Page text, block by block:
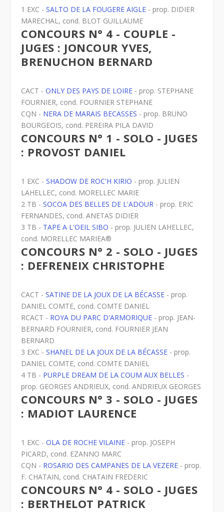
1 EXC -SALTO DE LA FOUGERE AIGLE - prop. DIDIER
MARECHAL, cond. BLOT GUILLAUME
CONCOURS N° 4 - COUPLE -
JUGES : JONCOUR YVES,
BRENUCHON BERNARD
CACT -ONLY DES PAYS DE LOIRE - prop. STEPHANE
FOURNIER, cond. FOURNIER STEPHANE
CQN - NERA DE MARAIS BECASSES - prop. BRUNO
BOURGEOIS, cond. PEREIRA PILA DAVID
CONCOURS N° 1 - SOLO - JUGES
: PROVOST DANIEL
1 EXC -SHADOW DE ROC'H KIRIO - prop. JULIEN
LAHELLEC, cond. MORELLEC MARIE
2 TB -SOCOA DES BELLES DE L'ADOUR - prop. ERIC
FERNANDES, cond. ANETAS DIDIER
3 TB - TAPE A L'OEIL SIBO - prop. JULIEN LAHELLEC,
cond. MORELLEC MARIEA®
CONCOURS N° 2 - SOLO - JUGES
: DEFRENEIX CHRISTOPHE
CACT -SATINE DE LA JOUX DE LA BÉCASSE - prop.
DANIEL COMTE, cond. COMTE DANIEL
RCACT - ROYA DU PARC D'ARMORIQUE - prop. JEAN-
BERNARD FOURNIER, cond. FOURNIER JEAN
BERNARD
3 EXC -SHANEL DE LA JOUX DE LA BÉCASSE - prop.
DANIEL COMTE, cond. COMTE DANIEL
4 TB - PURPLE DREAM DE LA COUM AUX BELLES -
prop. GEORGES ANDRIEUX, cond. ANDRIEUX GEORGES
CONCOURS N° 3 - SOLO - JUGES
: MADIOT LAURENCE
1 EXC -OLA DE ROCHE VILAINE - prop. JOSEPH
PICARD, cond. EZANNO MARC
CQN - ROSARIO DES CAMPANES DE LA VEZERE - prop.
F. CHATAIN, cond. CHATAIN FREDERIC
CONCOURS N° 4 - SOLO - JUGES
: BERTHELOT PATRICK